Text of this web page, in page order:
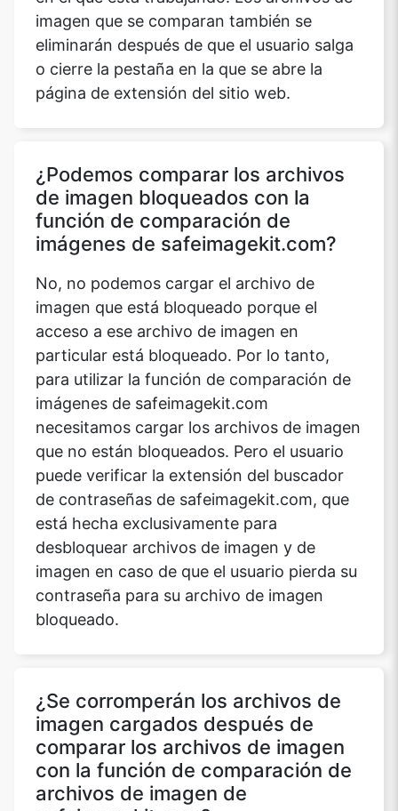
imagen que se comparan también se
eliminarán después de que el usuario salga
o cierre la pestaña en la que se abre la
página de extensión del sitio web.
¿Podemos comparar los archivos
de imagen bloqueados con la
función de comparación de
imágenes de safeimagekit.com?
No, no podemos cargar el archivo de
imagen que está bloqueado porque el
acceso a ese archivo de imagen en
particular está bloqueado. Por lo tanto,
para utilizar la función de comparación de
imágenes de safeimagekit.com
necesitamos cargar los archivos de imagen
que no están bloqueados. Pero el usuario
puede verificar la extensión del buscador
de contraseñas de safeimagekit.com, que
está hecha exclusivamente para
desbloquear archivos de imagen y de
imagen en caso de que el usuario pierda su
contraseña para su archivo de imagen
bloqueado.
¿Se corromperán los archivos de
imagen cargados después de
comparar los archivos de imagen
con la función de comparación de
archivos de imagen de